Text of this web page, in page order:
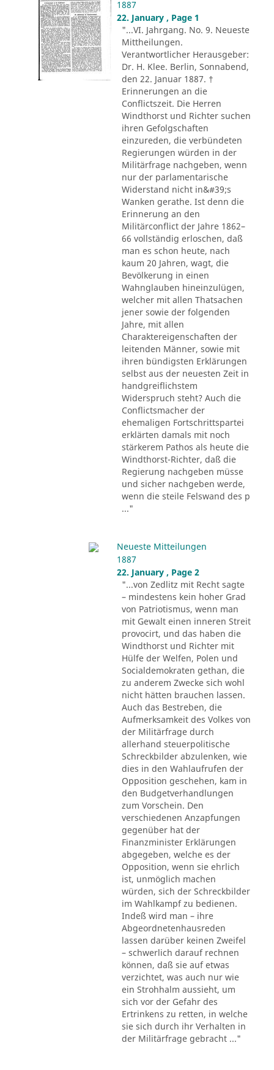
1887
22. January , Page 1
"...VI. Jahrgang. No. 9. Neueste
Mittheilungen.
Verantwortlicher Herausgeber:
Dr. H. Klee. Berlin, Sonnabend,
den 22. Januar 1887. †
Erinnerungen an die
Conflictszeit. Die Herren
Windthorst und Richter suchen
ihren Gefolgschaften
einzureden, die verbündeten
Regierungen würden in der
Militärfrage nachgeben, wenn
nur der parlamentarische
Widerstand nicht in&#39;s
Wanken gerathe. Ist denn die
Erinnerung an den
Militärconflict der Jahre 1862–
66 vollständig erloschen, daß
man es schon heute, nach
kaum 20 Jahren, wagt, die
Bevölkerung in einen
Wahnglauben hineinzulügen,
welcher mit allen Thatsachen
jener sowie der folgenden
Jahre, mit allen
Charaktereigenschaften der
leitenden Männer, sowie mit
ihren bündigsten Erklärungen
selbst aus der neuesten Zeit in
handgreiflichstem
Widerspruch steht? Auch die
Conflictsmacher der
ehemaligen Fortschrittspartei
erklärten damals mit noch
stärkerem Pathos als heute die
Windthorst-Richter, daß die
Regierung nachgeben müsse
und sicher nachgeben werde,
wenn die steile Felswand des p
..."
Neueste Mitteilungen
1887
22. January , Page 2
"...von Zedlitz mit Recht sagte
– mindestens kein hoher Grad
von Patriotismus, wenn man
mit Gewalt einen inneren Streit
provocirt, und das haben die
Windthorst und Richter mit
Hülfe der Welfen, Polen und
Socialdemokraten gethan, die
zu anderem Zwecke sich wohl
nicht hätten brauchen lassen.
Auch das Bestreben, die
Aufmerksamkeit des Volkes von
der Militärfrage durch
allerhand steuerpolitische
Schreckbilder abzulenken, wie
dies in den Wahlaufrufen der
Opposition geschehen, kam in
den Budgetverhandlungen
zum Vorschein. Den
verschiedenen Anzapfungen
gegenüber hat der
Finanzminister Erklärungen
abgegeben, welche es der
Opposition, wenn sie ehrlich
ist, unmöglich machen
würden, sich der Schreckbilder
im Wahlkampf zu bedienen.
Indeß wird man – ihre
Abgeordnetenhausreden
lassen darüber keinen Zweifel
– schwerlich darauf rechnen
können, daß sie auf etwas
verzichtet, was auch nur wie
ein Strohhalm aussieht, um
sich vor der Gefahr des
Ertrinkens zu retten, in welche
sie sich durch ihr Verhalten in
der Militärfrage gebracht ..."